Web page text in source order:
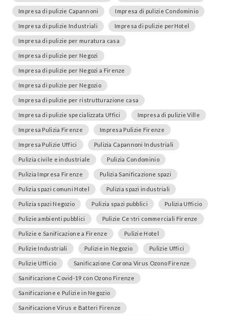
Impresa di pulizie Capannoni Impresa di pulizie Condominio
Impresa di pulizie Industriali Impresa di pulizie perHotel
Impresa di pulizie per muratura casa
Impresa di pulizie per Negozi
Impresa di pulizie per Negozi a Firenze
Impresa di pulizie per Negozio
Impresa di pulizie per ristrutturazione casa
Impresa di pulizie specializzata Uffici Impresa di pulizie Ville
Impresa Pulizia Firenze Impresa Pulizie Firenze
Impresa Pulizie Uffici Pulizia Capannoni Industriali
Pulizia civile e industriale Pulizia Condominio
Pulizia Impresa Firenze Pulizia Sanificazione spazi
Pulizia spazi comuni Hotel Pulizia spazi industriali
Pulizia spazi Negozio Pulizia spazi pubblici Pulizia Ufficio
Pulizie ambienti pubblici Pulizie Centri commerciali Firenze
Pulizie e Sanificazione a Firenze Pulizie Hotel
Pulizie Industriali Pulizie in Negozio Pulizie Uffici
Pulizie Ufficio Sanificazione Corona Virus Ozono Firenze
Sanificazione Covid-19 con Ozono Firenze
Sanificazione e Pulizie in Negozio
Sanificazione Virus e Batteri Firenze